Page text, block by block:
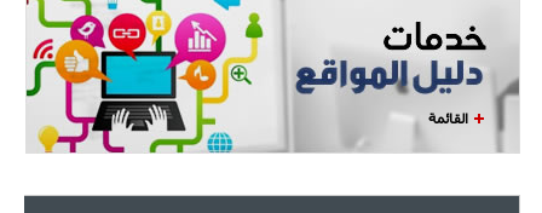
14:42
- 2021/07/27
أوهارا: "محرز، فودن ودي بروين..
ثلاثي من نار"
18:30
لوكاتيلي يؤكد نيته في الانتقال إلى
القائمة